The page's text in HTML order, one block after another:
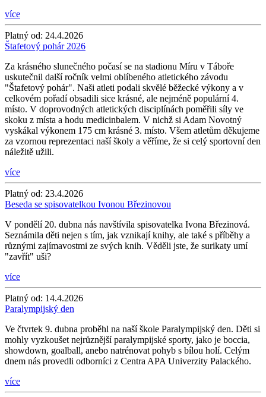
více
Platný od: 24.4.2026
Štafetový pohár 2026
Za krásného slunečného počasí se na stadionu Míru v Táboře
uskutečnil další ročník velmi oblíbeného atletického závodu
"Štafetový pohár". Naši atleti podali skvělé běžecké výkony a v
celkovém pořadí obsadili sice krásné, ale nejméně populární 4.
místo. V doprovodných atletických disciplínách poměřili síly ve
skoku z místa a hodu medicinbalem. V nichž si Adam Novotný
vyskákal výkonem 175 cm krásné 3. místo. Všem atletům děkujeme
za vzornou reprezentaci naší školy a věříme, že si celý sportovní den
náležitě užili.
více
Platný od: 23.4.2026
Beseda se spisovatelkou Ivonou Březinovou
V pondělí 20. dubna nás navštívila spisovatelka Ivona Březinová.
Seznámila děti nejen s tím, jak vznikají knihy, ale také s příběhy a
různými zajímavostmi ze svých knih. Věděli jste, že surikaty umí
"zavřít" uši?
více
Platný od: 14.4.2026
Paralympijský den
Ve čtvrtek 9. dubna proběhl na naší škole Paralympijský den. Děti si
mohly vyzkoušet nejrůznější paralympijské sporty, jako je boccia,
showdown, goalball, anebo natrénovat pohyb s bílou holí. Celým
dnem nás provedli odborníci z Centra APA Univerzity Palackého.
více